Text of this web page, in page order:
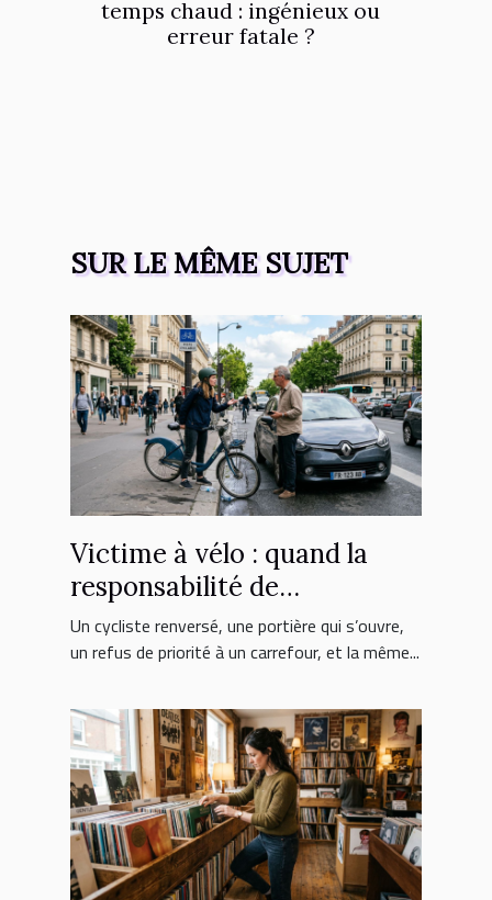
temps chaud : ingénieux ou
erreur fatale ?
SUR LE MÊME SUJET
Victime à vélo : quand la
responsabilité de
l’automobiliste est engagée
Un cycliste renversé, une portière qui s’ouvre,
un refus de priorité à un carrefour, et la même...